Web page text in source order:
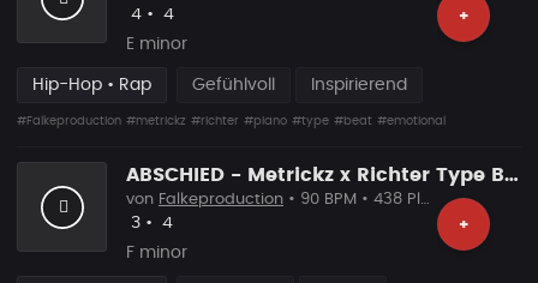
+
Likes
4 • Vorgeschlagen
4
E minor
Hip-Hop • Rap Gefühlvoll Inspirierend
#Falkeproduction #metrickz #richter #piano #type #beat #emotional
ABSCHIED - Metrickz x Richter Type Beat
+
von Falkeproduction • 90 BPM • 438 Plays
Likes
3 • Vorgeschlagen
4
F minor